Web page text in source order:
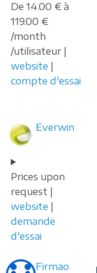
De 14.00 € à
119.00 €
/month
/utilisateur |
website |
compte d'essai
Everwin
Prices upon
request |
website |
demande
d'essai
Firmao